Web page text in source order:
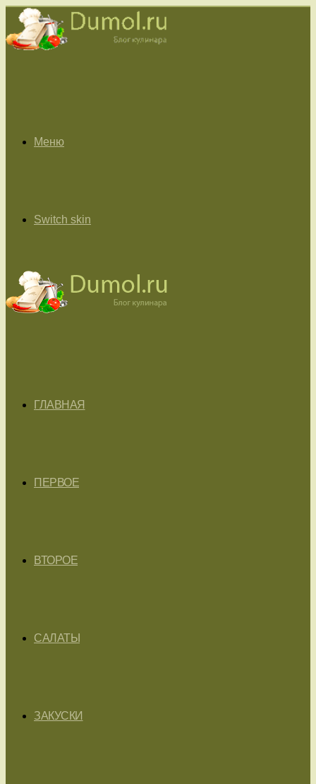
Меню
Switch skin
ГЛАВНАЯ
ПЕРВОЕ
ВТОРОЕ
САЛАТЫ
ЗАКУСКИ